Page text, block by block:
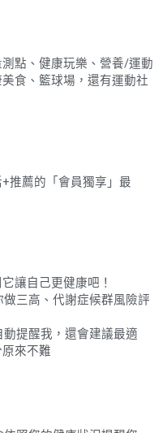
點、健康玩樂、營養/運動
食、籃球場，還有運動社
推薦的「會員獨享」最
讓自己更健康吧！
三高、代謝症候群風險評
提醒我，還會建議最適
來不難